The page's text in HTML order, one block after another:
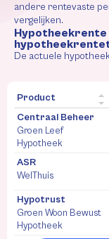
andere rentevaste
vergelijken.
Hypotheekrente
De actuele
Product
Centraal Beheer
Groen Leef
Hypotheek
ASR
WelThuis
Hypotrust
Groen Woon Bewust
Hypotheek